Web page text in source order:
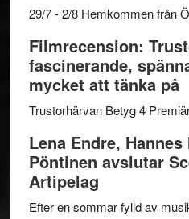
29/7 - 2/8 Hemkommen från
Filmrecension:
fascinerande,
mycket att tänka på
Trustorhärvan Betyg 4
Lena Endre,
Pöntinen avslutar
Artipelag
Efter en sommar fylld av